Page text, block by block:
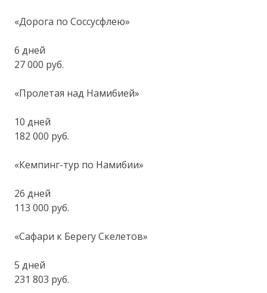
«Дорога по Соссусфлею»
6 дней
27 000 руб.
«Пролетая над Намибией»
10 дней
182 000 руб.
«Кемпинг-тур по Намибии»
26 дней
113 000 руб.
«Сафари к Берегу Скелетов»
5 дней
231 803 руб.